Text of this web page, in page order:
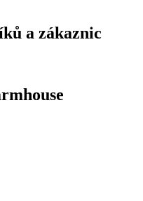
a zákaznic